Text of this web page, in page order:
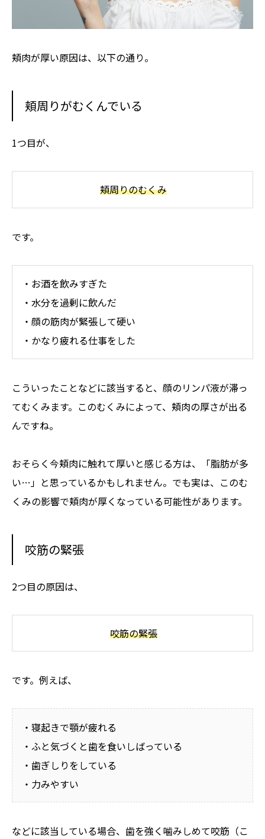
頬肉が厚い原因は、以下の通り。
頬周りがむくんでいる
1つ目が、
頬周りのむくみ
です。
・お酒を飲みすぎた
・水分を過剰に飲んだ
・顔の筋肉が緊張して硬い
・かなり疲れる仕事をした
こういったことなどに該当すると、顔のリンパ液が滞っ
てむくみます。このむくみによって、頬肉の厚さが出る
んですね。
おそらく今頬肉に触れて厚いと感じる方は、「脂肪が多
い…」と思っているかもしれません。でも実は、このむ
くみの影響で頬肉が厚くなっている可能性があります。
咬筋の緊張
2つ目の原因は、
咬筋の緊張
です。例えば、
・寝起きで顎が疲れる
・ふと気づくと歯を食いしばっている
・歯ぎしりをしている
・力みやすい
などに該当している場合、歯を強く噛みしめて咬筋（こ